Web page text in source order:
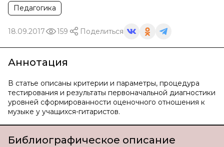
Педагогика
18.09.2017 159 Поделиться
Аннотация
В статье описаны критерии и параметры, процедура
тестирования и результаты первоначальной диагностики
уровней сформированности оценочного отношения к
музыке у учащихся-гитаристов.
Библиографическое описание